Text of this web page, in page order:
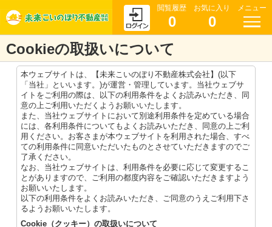
閲覧履歴
0
お気に入り
0
メニュー
Cookieの取扱いについて
本ウェブサイトは、【未来こいのぼり不動産株式会社】(以下
「当社」といいます。)が運営・管理しています。当社ウェブサ
イトをご利用の際は、以下の利用条件をよくお読みいただき、同
意の上ご利用いただくようお願いいたします。
また、当社ウェブサイトにおいて別途利用条件を定めている場合
には、各利用条件についてもよくお読みいただき、同意の上ご利
用ください。お客さまが本ウェブサイトを利用された場合、すべ
ての利用条件に同意いただいたものとさせていただきますのでご
了承ください。
なお、当社ウェブサイトは、利用条件を必要に応じて変更するこ
とがありますので、ご利用の都度内容をご確認いただきますよう
お願いいたします。
以下の利用条件をよくお読みいただき、ご同意のうえご利用下さ
るようお願いいたします。
Cookie（クッキー）の取扱いについて